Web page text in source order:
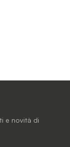
e novità di